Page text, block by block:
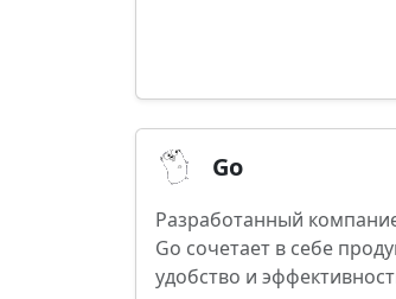
Go
Разработанный
Go сочетает в себе
удобство и